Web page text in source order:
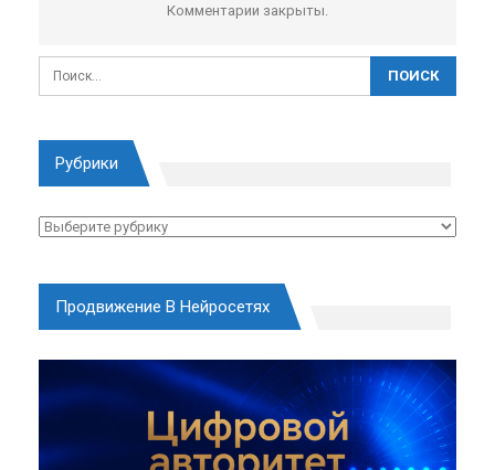
Комментарии закрыты.
Рубрики
Рубрики
Продвижение В Нейросетях